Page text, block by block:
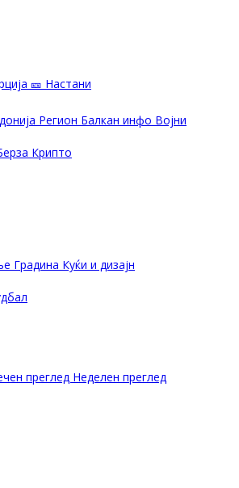
🎫 Настани
Регион Балкан инфо Војни
Крипто
Градина Куќи и дизајн
преглед Неделен преглед